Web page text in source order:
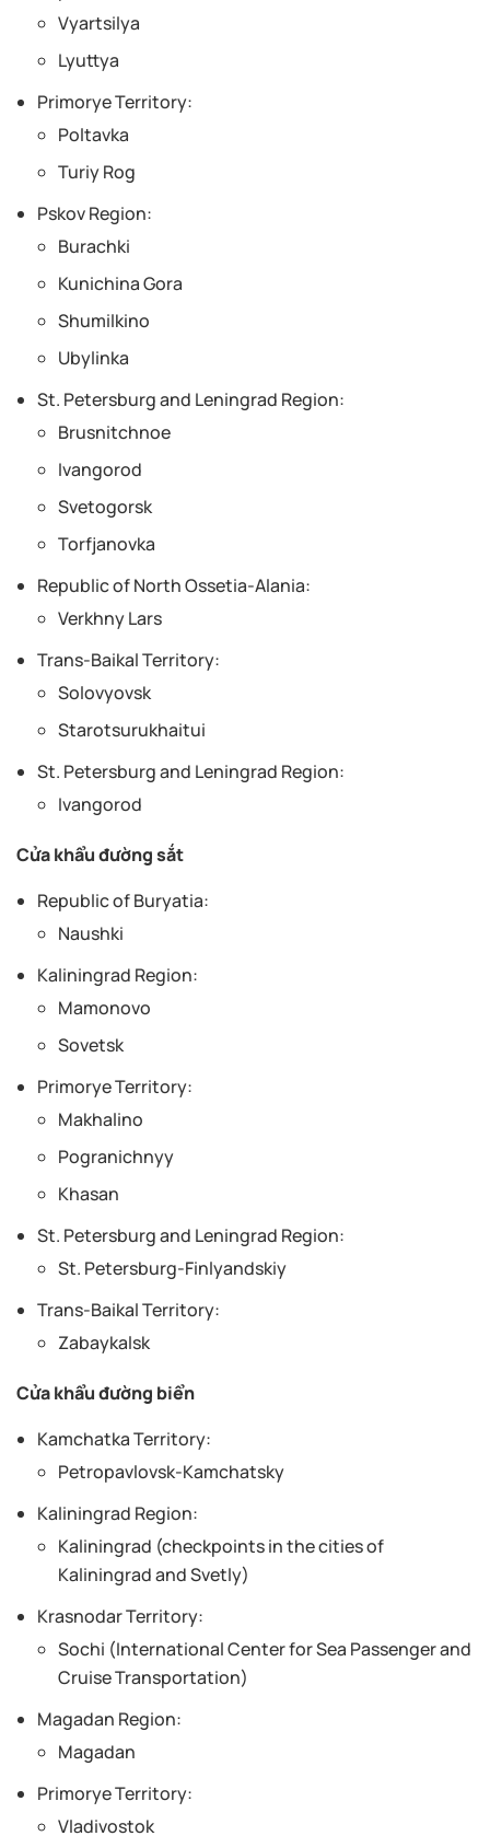
Vyartsilya
Lyuttya
Primorye Territory:
Poltavka
Turiy Rog
Pskov Region:
Burachki
Kunichina Gora
Shumilkino
Ubylinka
St. Petersburg and Leningrad Region:
Brusnitchnoe
Ivangorod
Svetogorsk
Torfjanovka
Republic of North Ossetia-Alania:
Verkhny Lars
Trans-Baikal Territory:
Solovyovsk
Starotsurukhaitui
St. Petersburg and Leningrad Region:
Ivangorod
Cửa khẩu đường sắt
Republic of Buryatia:
Naushki
Kaliningrad Region:
Mamonovo
Sovetsk
Primorye Territory:
Makhalino
Pogranichnyy
Khasan
St. Petersburg and Leningrad Region:
St. Petersburg-Finlyandskiy
Trans-Baikal Territory:
Zabaykalsk
Cửa khẩu đường biển
Kamchatka Territory:
Petropavlovsk-Kamchatsky
Kaliningrad Region:
Kaliningrad (checkpoints in the cities of
Kaliningrad and Svetly)
Krasnodar Territory:
Sochi (International Center for Sea Passenger and
Cruise Transportation)
Magadan Region:
Magadan
Primorye Territory:
Vladivostok